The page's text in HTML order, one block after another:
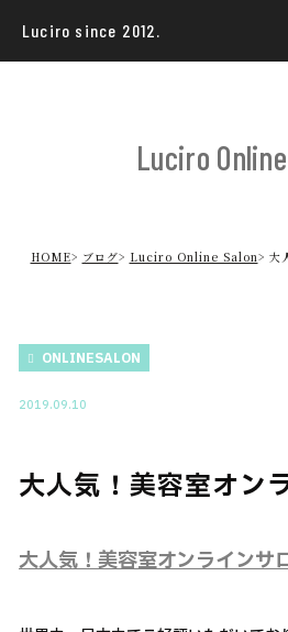
Luciro since 2012.
Luciro
HOME ブログ Luciro Online Salon 大
ONLINESALON
2019.09.10
大人気！美容室オン
大人気！美容室オンラインサ